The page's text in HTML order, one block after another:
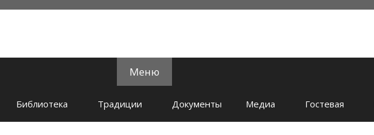
Меню
Библиотека Традиции Документы Медиа Гостевая